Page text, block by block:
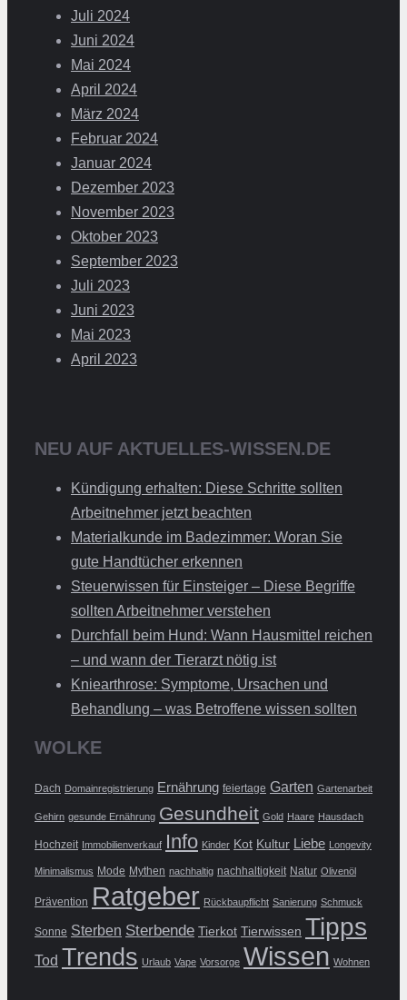
Juli 2024
Juni 2024
Mai 2024
April 2024
März 2024
Februar 2024
Januar 2024
Dezember 2023
November 2023
Oktober 2023
September 2023
Juli 2023
Juni 2023
Mai 2023
April 2023
NEU AUF AKTUELLES-WISSEN.DE
Kündigung erhalten: Diese Schritte sollten
Arbeitnehmer jetzt beachten
Materialkunde im Badezimmer: Woran Sie
gute Handtücher erkennen
Steuerwissen für Einsteiger – Diese Begriffe
sollten Arbeitnehmer verstehen
Durchfall beim Hund: Wann Hausmittel reichen
– und wann der Tierarzt nötig ist
Kniearthrose: Symptome, Ursachen und
Behandlung – was Betroffene wissen sollten
WOLKE
Dach Domainregistrierung Ernährung feiertage Garten Gartenarbeit
Gehirn gesunde Ernährung Gesundheit Gold Haare Hausdach
Hochzeit Immobilienverkauf Info Kinder Kot Kultur Liebe Longevity
Minimalismus Mode Mythen nachhaltig nachhaltigkeit Natur Olivenöl
Prävention Ratgeber Rückbaupflicht Sanierung Schmuck
Sonne Sterben Sterbende Tierkot Tierwissen Tipps
Tod Trends Urlaub Vape Vorsorge Wissen Wohnen